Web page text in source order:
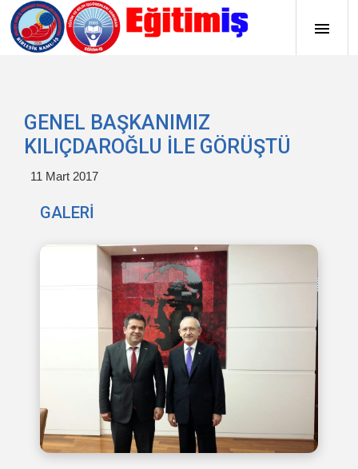
GENEL BAŞKANIMIZ
KILIÇDAROĞLU İLE GÖRÜŞTÜ
11 Mart 2017
GALERİ